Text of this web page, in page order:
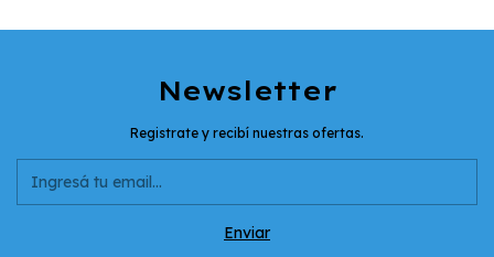
Newsletter
Registrate y recibí nuestras ofertas.